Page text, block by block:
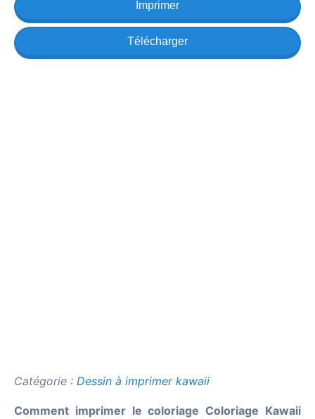
Imprimer
Télécharger
Catégorie : Dessin à imprimer kawaii
Comment imprimer le coloriage Coloriage Kawaii